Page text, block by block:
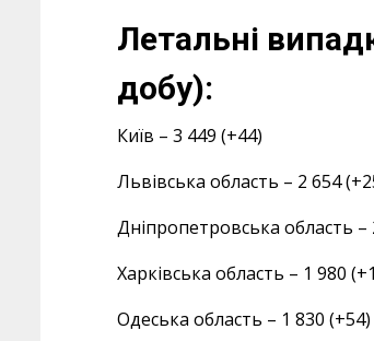
Летальні
добу):
Київ – 3 449 (+44)
Львівська область – 2 654
Дніпропетровська область –
Харківська область – 1 980
Одеська область – 1 830 (+54)